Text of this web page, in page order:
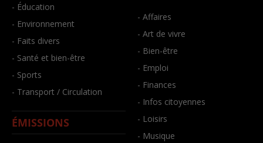
- Éducation
- Environnement
- Faits divers
- Santé et bien-être
- Sports
- Transport / Circulation
ÉMISSIONS
- Affaires
- Art de vivre
- Bien-être
- Emploi
- Finances
- Infos citoyennes
- Loisirs
- Musique